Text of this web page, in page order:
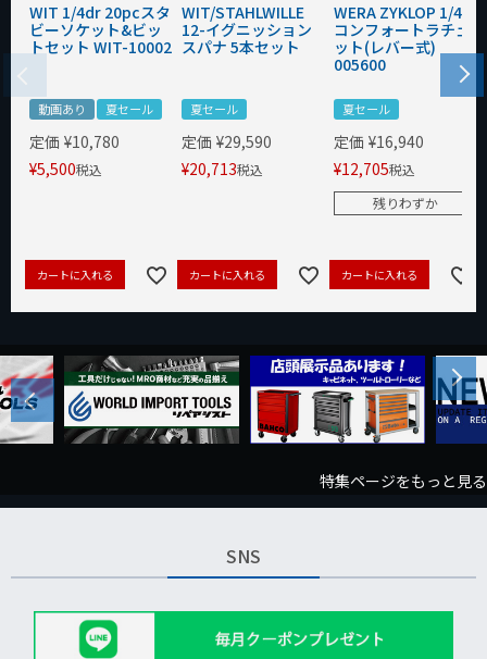
WIT 1/4dr 20pcスタ
ビーソケット&ビッ
トセット WIT-10002
動画あり 夏セール
定価 ¥10,780
¥5,500税込
カートに入れる
WIT/STAHLWILLE
12-イグニッション
スパナ 5本セット
夏セール
定価 ¥29,590
¥20,713税込
カートに入れる
WERA ZYKLOP 1/4"
コンフォートラチェ
ット(レバー式)
005600
夏セール
定価 ¥16,940
¥12,705税込
残りわずか
カートに入れる
Previous
Next
特集ページをもっと見る
SNS